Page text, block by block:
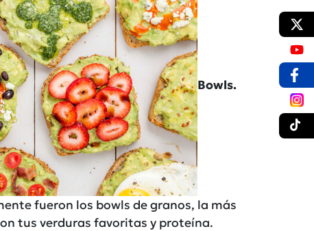
Bowls.
fueron los bowls de granos, la más
tus verduras favoritas y proteína.